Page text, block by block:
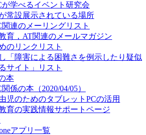
学べるイベント研究会
常設展示されている場所
連のメーリングリスト
育，AT関連のメールマガジン
のリンクリスト
「障害による困難さを例示したり疑似
サイト」リスト
本
係の本（2020/04/05）
児のためのタブレットPCの活用
育の実践情報サポートページ
アプリ一覧